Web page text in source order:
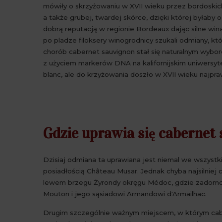
mówiły o skrzyżowaniu w XVII wieku przez
a także grubej, twardej skórce, dzięki której byłaby
dobrą reputacją w regionie Bordeaux dając silne
po pladze filoksery winogrodnicy szukali odmiany,
chorób cabernet sauvignon stał się naturalnym
z użyciem markerów DNA na kalifornijskim
blanc, ale do krzyżowania doszło w XVII wieku
Gdzie uprawia się cabernet
Dzisiaj odmiana ta uprawiana jest niemal we
posiadłością Château Musar. Jednak chyba
lewem brzegu Żyrondy okręgu Médoc, gdzie
Mouton i jego sąsiadowi Armandowi d'Armailhac.
Drugim szczególnie ważnym miejscem, w którym